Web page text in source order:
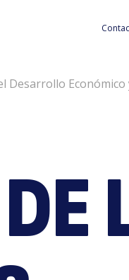
Desarrollo Económico